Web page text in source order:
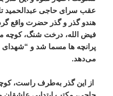
عقب سرای حاجی عبدالحمید
هندو گذر و گذر حضرت واقع
فیض الله، درخت شنگ، کوچه
پرانچه ها مسما شد و “شهدای
می‌دهد.
از این گذر به‌طرف راست،